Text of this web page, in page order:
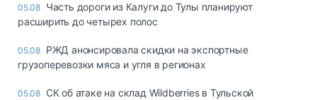
05.08 Часть дороги из Калуги до Тулы планируют
расширить до четырех полос
05.08 РЖД анонсировала скидки на экспортные
грузоперевозки мяса и угля в регионах
05.08 СК об атаке на склад Wildberries в Тульской